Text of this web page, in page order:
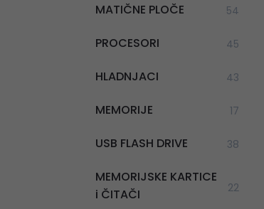
MATIČNE PLOČE 54
PROCESORI 45
HLADNJACI 43
MEMORIJE 17
USB FLASH DRIVE 38
MEMORIJSKE KARTICE
i ČITAČI
22